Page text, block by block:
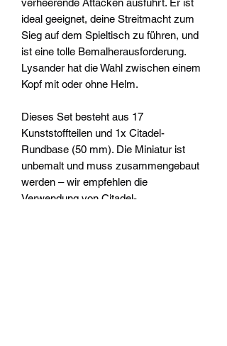
verheerende Attacken ausführt. Er ist
ideal geeignet, deine Streitmacht zum
Sieg auf dem Spieltisch zu führen, und
ist eine tolle Bemalherausforderung.
Lysander hat die Wahl zwischen einem
Kopf mit oder ohne Helm.
Dieses Set besteht aus 17
Kunststoffteilen und 1x Citadel-
Rundbase (50 mm). Die Miniatur ist
unbemalt und muss zusammengebaut
werden – wir empfehlen die
Verwendung von Citadel-